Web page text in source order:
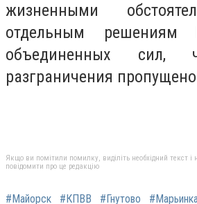
жизненными
отдельным решениям
объединенных сил,
разграничения
Якщо ви помітили помилку, виділіть необхідний текст і
повідомити про це редакцію
#Майорск #КПВВ #Гнутово #Марьинка